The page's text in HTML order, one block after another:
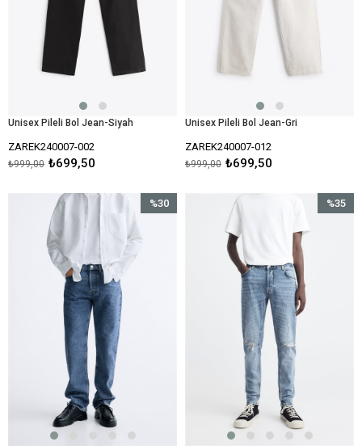
Unisex Pileli Bol Jean-Siyah
ZAREK240007-002
₺699,50
₺999,00
Unisex Pileli Bol Jean-Gri
ZAREK240007-012
₺699,50
₺999,00
%30
%30İndirim
%35